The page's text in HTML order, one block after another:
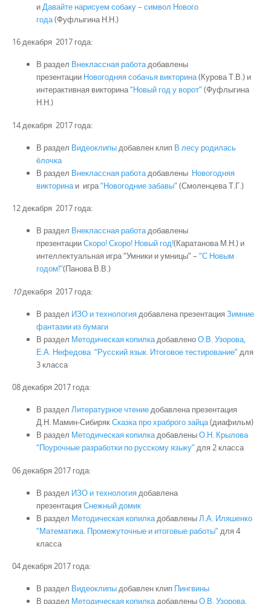
иДавайте нарисуем собаку – символ Нового
года(Фуфлыгина Н.Н.)
16 декабря 2017 года:
В раздел Внеклассная работадобавлены
презентации Новогодняя собачья викторина(Курова Т.В.) и
интерактивная викторина“Новый год у ворот”(Фуфлыгина
Н.Н.)
14 декабря 2017 года:
В раздел Видеоклипыдобавлен клип В лесу родилась
ёлочка
В раздел Внеклассная работадобавлены Новогодняя
викторинаи игра“Новогодние забавы”(Смоленцева Т.Г.)
12 декабря 2017 года:
В раздел Внеклассная работадобавлены
презентацииСкоро! Скоро! Новый год!(Каратанова М.Н.) и
интеллектуальная игра “Умники и умницы” – “С Новым
годом!”(Панова В.В.)
10декабря 2017 года:
В раздел ИЗО и технологиядобавлена презентация Зимние
фантазии из бумаги
В раздел Методическая копилкадобавленоО.В. Узорова,
Е.А. Нефедова “Русский язык. Итоговое тестирование”для
3 класса
08 декабря 2017 года:
В раздел Литературное чтениедобавлена презентация
Д.Н. Мамин-СибирякСказка про храброго зайца(диафильм)
В раздел Методическая копилкадобавленыО.Н. Крылова
“Поурочные разработки по русскому языку”для 2 класса
06 декабря 2017 года:
В раздел ИЗО и технологиядобавлена
презентация Снежный домик
В раздел Методическая копилкадобавленыЛ.А. Иляшенко
“Математика. Промежуточные и итоговые работы”для 4
класса
04 декабря 2017 года:
В раздел Видеоклипыдобавлен клип Пингвины
В раздел Методическая копилкадобавленыО.В. Узорова,